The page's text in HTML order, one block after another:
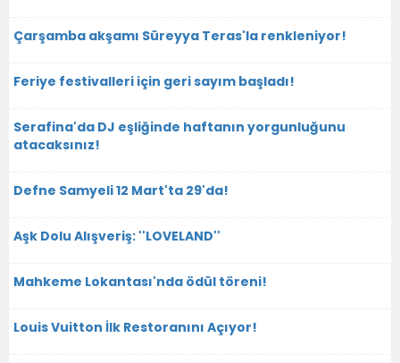
Çarşamba akşamı Süreyya Teras'la renkleniyor!
Feriye festivalleri için geri sayım başladı!
Serafina'da DJ eşliğinde haftanın yorgunluğunu
atacaksınız!
Defne Samyeli 12 Mart'ta 29'da!
Aşk Dolu Alışveriş: ''LOVELAND''
Mahkeme Lokantası'nda ödül töreni!
Louis Vuitton İlk Restoranını Açıyor!